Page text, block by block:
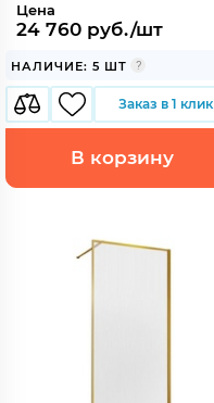
Цена
24 760 руб./шт
НАЛИЧИЕ: 5 ШТ
Заказ в 1 клик
В корзину